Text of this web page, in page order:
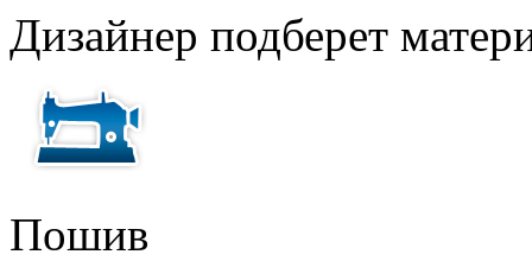
Дизайнер подберет
Пошив